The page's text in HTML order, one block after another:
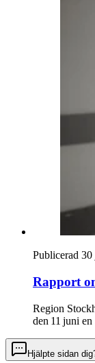
Publicerad
Rapport
Region
den 11 juni
Hjälpte sidan